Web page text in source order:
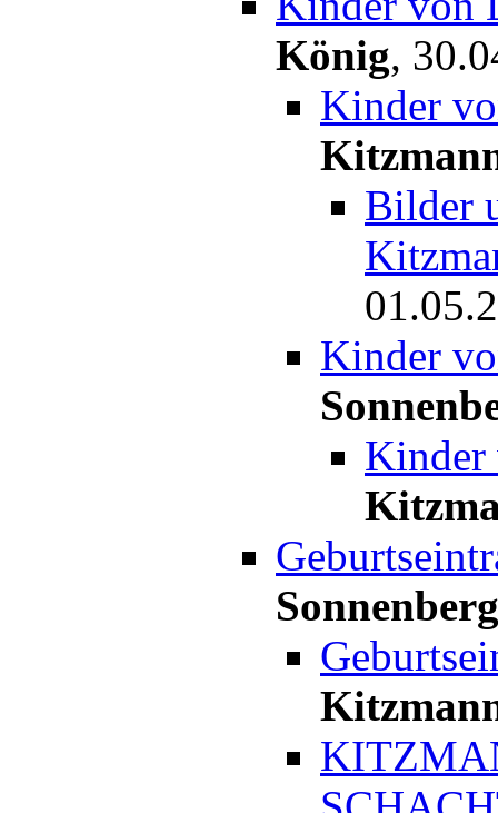
König,
Kinder
Bilder
Kinder
Kinder
Sonnenberg